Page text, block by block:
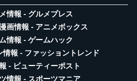
情報 - グルメプレス
画情報 - アニメボックス
情報 - ゲームハック
情報 - ファッショントレンド
- ビューティーポスト
情報 - スポーツマニア